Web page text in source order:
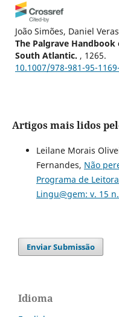
João Simões, Daniel
The Palgrave
South Atlantic. , 1265.
10.1007/978-981-95-
Artigos mais lidos
Leilane Morais
Fernandes, Não
Programa de
Lingu@gem: v. 15
Enviar Submissão
Idioma